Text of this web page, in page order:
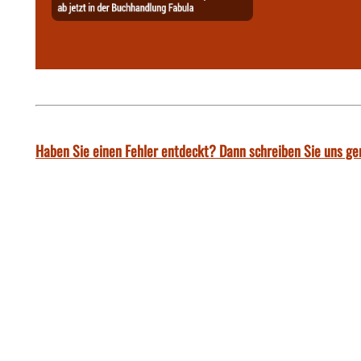
Haben Sie einen Fehler entdeckt? Dann schreiben Sie uns